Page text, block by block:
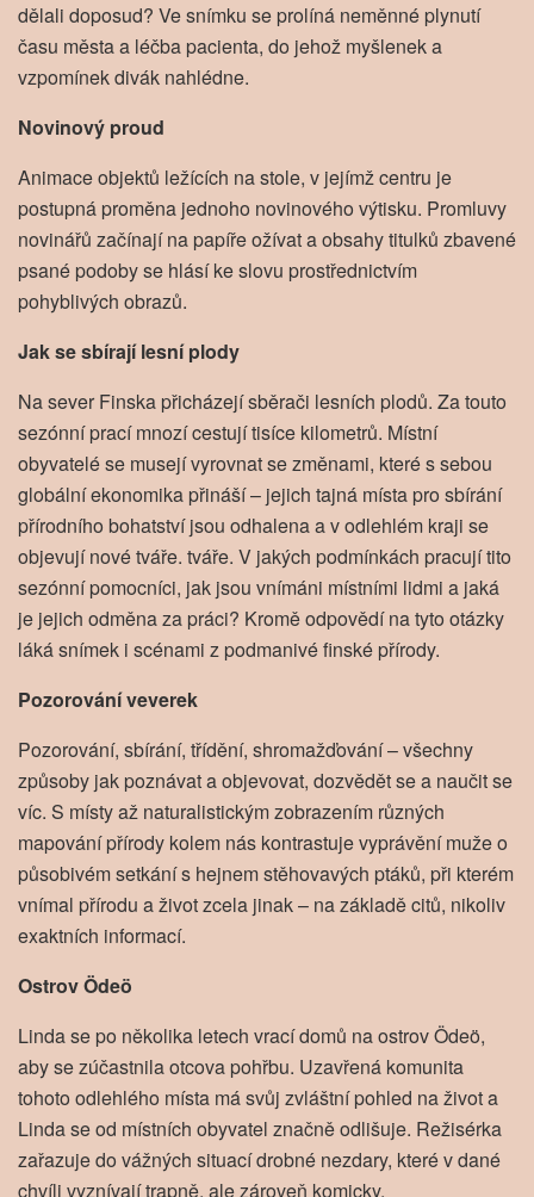
dělali doposud? Ve snímku se prolíná neměnné plynutí
času města a léčba pacienta, do jehož myšlenek a
vzpomínek divák nahlédne.
Novinový proud
Animace objektů ležících na stole, v jejímž centru je
postupná proměna jednoho novinového výtisku. Promluvy
novinářů začínají na papíře ožívat a obsahy titulků zbavené
psané podoby se hlásí ke slovu prostřednictvím
pohyblivých obrazů.
Jak se sbírají lesní plody
Na sever Finska přicházejí sběrači lesních plodů. Za touto
sezónní prací mnozí cestují tisíce kilometrů. Místní
obyvatelé se musejí vyrovnat se změnami, které s sebou
globální ekonomika přináší – jejich tajná místa pro sbírání
přírodního bohatství jsou odhalena a v odlehlém kraji se
objevují nové tváře. tváře. V jakých podmínkách pracují tito
sezónní pomocníci, jak jsou vnímáni místními lidmi a jaká
je jejich odměna za práci? Kromě odpovědí na tyto otázky
láká snímek i scénami z podmanivé finské přírody.
Pozorování veverek
Pozorování, sbírání, třídění, shromažďování – všechny
způsoby jak poznávat a objevovat, dozvědět se a naučit se
víc. S místy až naturalistickým zobrazením různých
mapování přírody kolem nás kontrastuje vyprávění muže o
působivém setkání s hejnem stěhovavých ptáků, při kterém
vnímal přírodu a život zcela jinak – na základě citů, nikoliv
exaktních informací.
Ostrov Ödeö
Linda se po několika letech vrací domů na ostrov Ödeö,
aby se zúčastnila otcova pohřbu. Uzavřená komunita
tohoto odlehlého místa má svůj zvláštní pohled na život a
Linda se od místních obyvatel značně odlišuje. Režisérka
zařazuje do vážných situací drobné nezdary, které v dané
chvíli vyznívají trapně, ale zároveň komicky.